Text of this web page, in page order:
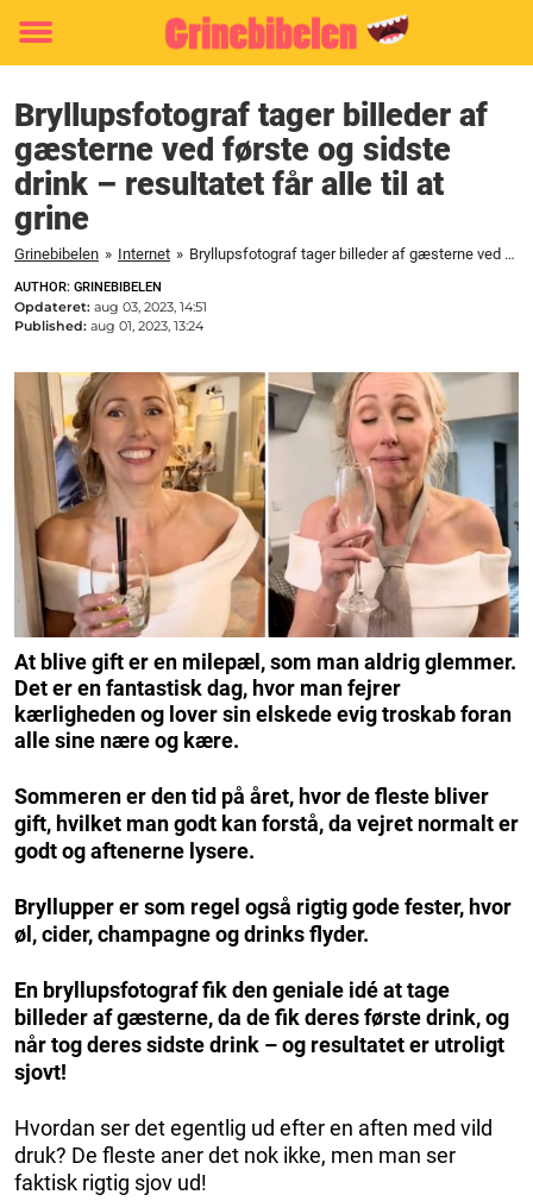
Toggle
Bryllupsfotograf tager billeder af
gæsterne ved første og sidste
drink – resultatet får alle til at
grine
Grinebibelen » Internet » Bryllupsfotograf tager billeder af gæsterne ved første og sidste drink - resultatet får alle til at grine
AUTHOR: GRINEBIBELEN
Opdateret: aug 03, 2023, 14:51
Published: aug 01, 2023, 13:24
At blive gift er en milepæl, som man aldrig glemmer.
Det er en fantastisk dag, hvor man fejrer
kærligheden og lover sin elskede evig troskab foran
alle sine nære og kære.
Sommeren er den tid på året, hvor de fleste bliver
gift, hvilket man godt kan forstå, da vejret normalt er
godt og aftenerne lysere.
Bryllupper er som regel også rigtig gode fester, hvor
øl, cider, champagne og drinks flyder.
En bryllupsfotograf fik den geniale idé at tage
billeder af gæsterne, da de fik deres første drink, og
når tog deres sidste drink – og resultatet er utroligt
sjovt!
Hvordan ser det egentlig ud efter en aften med vild
druk? De fleste aner det nok ikke, men man ser
faktisk rigtig sjov ud!